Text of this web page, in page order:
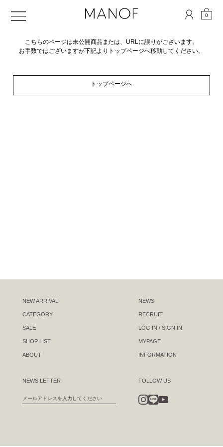
0
こちらのページは未公開商品または、URLに誤りがございます。
お手数ではございますが下記よりトップページへ移動してください。
トップページへ
NEW ARRIVAL
CATEGORY
SALE
SHOP LIST
ABOUT
NEWS LETTER
NEWS
RECRUIT
LOG IN / SIGN IN
MYPAGE
INFORMATION
FOLLOW US